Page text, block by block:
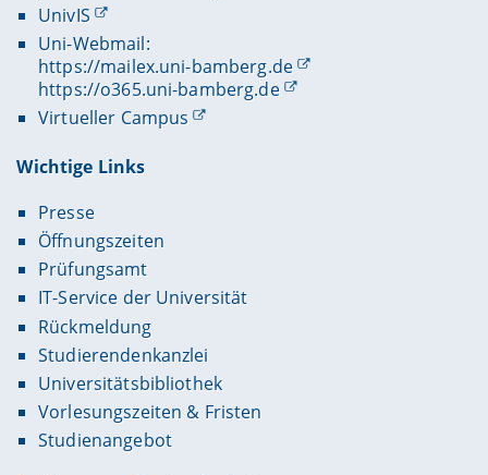
UnivIS
Uni-Webmail:
https://mailex.uni-bamberg.de
https://o365.uni-bamberg.de
Virtueller Campus
Wichtige Links
Presse
Öffnungszeiten
Prüfungsamt
IT-Service der Universität
Rückmeldung
Studierendenkanzlei
Universitätsbibliothek
Vorlesungszeiten & Fristen
Studienangebot